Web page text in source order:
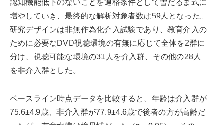
認知機能低下のないことを適格条件として雪だるま式に
増やしていき、最終的な解析対象者数は59人となった。
研究デザインは非無作為化介入試験であり、教育介入の
ために必要なDVD視聴環境の有無に応じて全体を2群に
分け、視聴可能な環境の31人を介入群、その他の28人
を非介入群とした。
ベースライン時点データを比較すると、年齢は介入群が
75.6±4.9歳、非介入群が77.9±4.6歳で後者の方が高齢だ